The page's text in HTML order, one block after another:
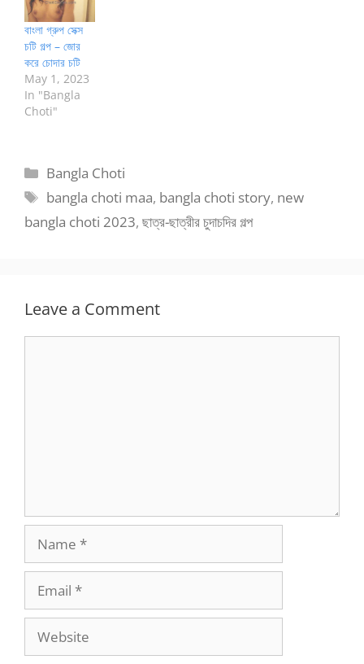
বাংলা গ্রুপ সেক্স
চটি গল্প – জোর
করে চোদার চটি
May 1, 2023
In "Bangla
Choti"
Categories
Bangla Choti
Tags
bangla choti maa, bangla choti story, new
bangla choti 2023, ছাত্র-ছাত্রীর চুদাচদির গল্প
Leave a Comment